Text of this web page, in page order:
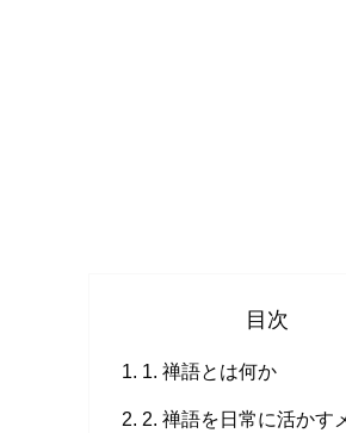
目次
1. 禅語とは何か
2. 禅語を日常に活かす